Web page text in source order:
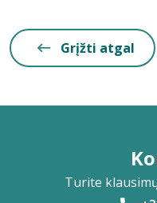
Grįžti atgal
Turite